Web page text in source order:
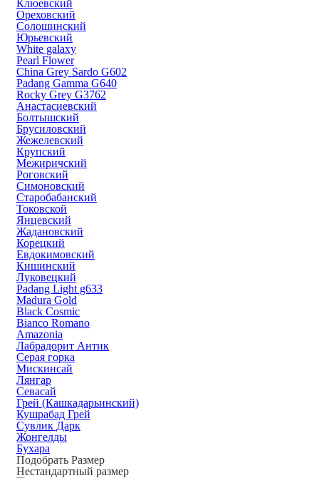
Клюевский
Ореховский
Солошинский
Юрьевский
White galaxy
Pearl Flower
China Grey Sardo G602
Padang Gamma G640
Rocky Grey G3762
Анастасиевский
Болтышский
Брусиловский
Жежелевский
Крупский
Межиричский
Роговский
Симоновский
Старобабанский
Токовской
Янцевский
Жадановский
Корецкий
Евдокимовский
Кишинский
Луковецкий
Padang Light g633
Madura Gold
Black Cosmic
Bianco Romano
Amazonia
Лабрадорит Антик
Серая горка
Мискинсай
Лянгар
Севасай
Грей (Кашкадарьинский)
Кушрабад Грей
Сувлик Дарк
Жонгелды
Бухара
Подобрать Размер
Нестандартный размер